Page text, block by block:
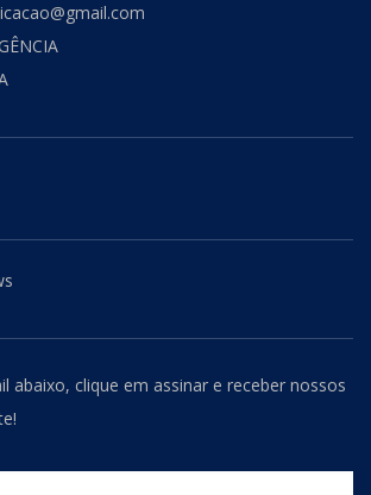
abaixo, clique em assinar e receber nossos